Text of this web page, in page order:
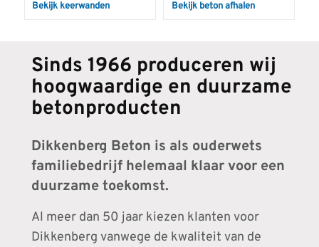
Bekijk keerwanden Bekijk beton afhalen
Sinds 1966 produceren wij
hoogwaardige en duurzame
betonproducten
Dikkenberg Beton is als ouderwets
familiebedrijf helemaal klaar voor een
duurzame toekomst.
Al meer dan 50 jaar kiezen klanten voor
Dikkenberg vanwege de kwaliteit van de